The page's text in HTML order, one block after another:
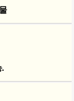
.